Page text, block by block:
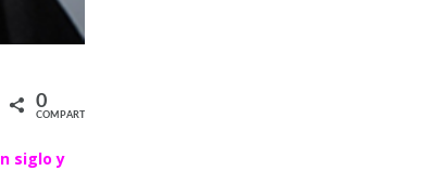
0
COMPARTIR
siglo y